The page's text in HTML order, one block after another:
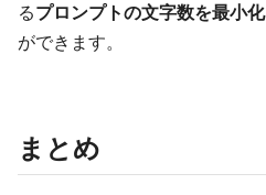
るプロンプトの文字数を最小
ができます。
まとめ